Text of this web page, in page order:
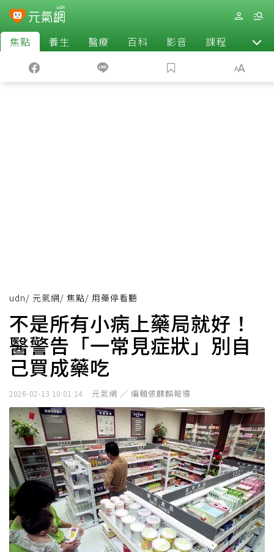
焦點 養生 醫療 百科 影音 課程 退休
udn/ 元氣網/ 焦點/ 用藥停看聽
不是所有小病上藥局就好！
醫警告「一常見症狀」別自
己買成藥吃
2026-02-13 10:01:14 元氣網 ／ 編輯張麒麟報導